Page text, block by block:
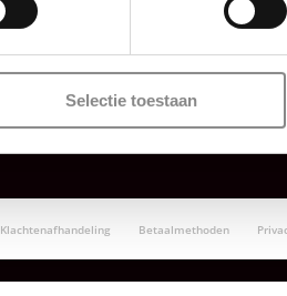
Selectie toestaan
Klachtenafhandeling Betaalmethoden